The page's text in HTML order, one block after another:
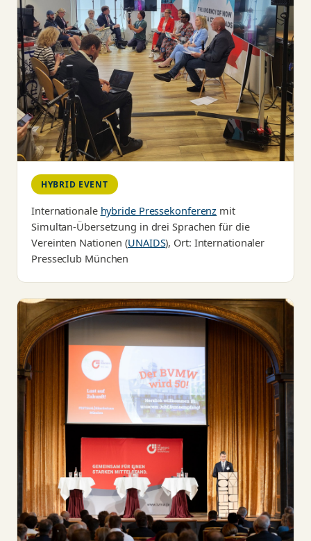
HYBRID EVENT
Internationale hybride Pressekonferenz mit
Simultan-Übersetzung in drei Sprachen für die
Vereinten Nationen (UNAIDS), Ort: Internationaler
Presseclub München